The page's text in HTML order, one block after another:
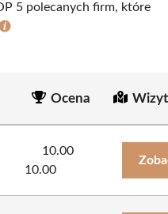
5 polecanych firm, które
Ocena
10.00
10.00